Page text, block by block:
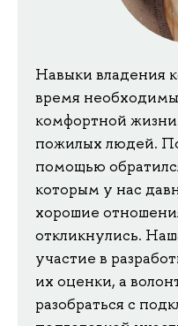
Навыки владения
время
комфортной
пожилых людей.
помощью
которым у нас
хорошие
откликнулись.
участие в
их оценки, а
разобраться с